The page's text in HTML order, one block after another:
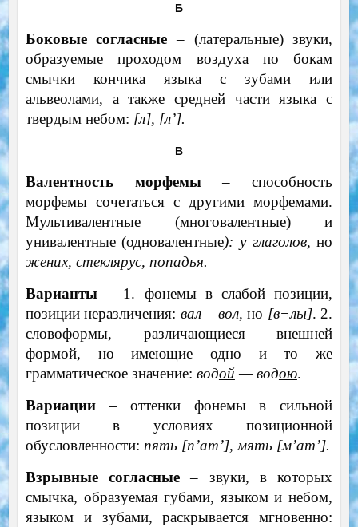
Б
Боковые согласные– (латеральные) звуки,
образуемые проходом воздуха по бокам
смычки кончика языка с зубами или
альвеолами, а также средней части языка с
твердым небом: [л], [л’].
В
Валентность морфемы– способность
морфемы сочетаться с другими морфемами.
Мультивалентные (многовалентные) и
унивалентные (одновалентные): у глаголов,но
жених, стеклярус, попадья.
Варианты– 1. фонемы в слабой позиции,
позиции неразличения: вал – вол,но [в¬лы]. 2.
словоформы, различающиеся внешней
формой, но имеющие одно и то же
грамматическое значение: водой— водою.
Вариации– оттенки фонемы в сильной
позиции в условиях позиционной
обусловленности: пять [п’ат’], мять [м’ат’].
Взрывные согласные– звуки, в которых
смычка, образуемая губами, языком и небом,
языком и зубами, раскрывается мгновенно: